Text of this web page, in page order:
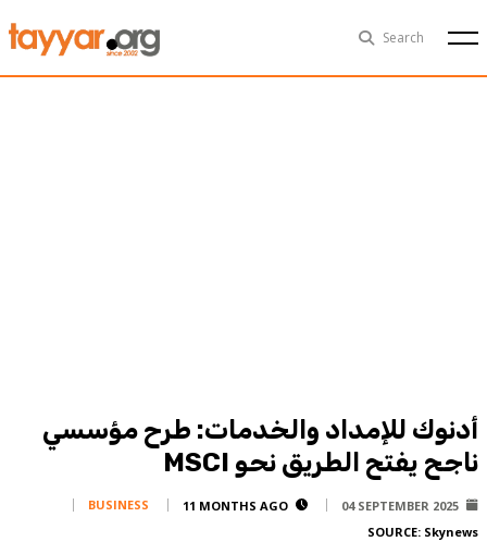
Search
Fri, Aug 7th 29°C
Corporate
أدنوك للإمداد والخدمات: طرح مؤسسي
ناجح يفتح الطريق نحو MSCI
04 SEPTEMBER 2025
11 MONTHS AGO
BUSINESS
SOURCE: Skynews